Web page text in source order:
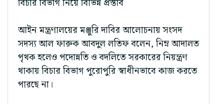
বিচার বিভাগ নিয়ে বিভিন্ন প্রস্তাব
আইন মন্ত্রণালয়ের মঞ্জুরি দাবির আলোচনায় সংসদ
সদস্য আল ফারুক আবদুল লতিফ বলেন, নিম্ন আদালত
পৃথক হলেও পদোন্নতি ও বদলিতে সরকারের নিয়ন্ত্রণ
থাকায় বিচার বিভাগ পুরোপুরি স্বাধীনভাবে কাজ করতে
পারছে না।